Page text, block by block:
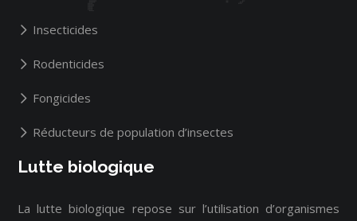
Insecticides
Rodenticides
Fongicides
Réducteurs de population d’insectes
Lutte biologique
La lutte biologique repose sur l’utilisation d’organismes